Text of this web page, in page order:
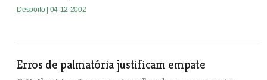
Desporto | 04-12-2002
Erros de palmatória justificam empate